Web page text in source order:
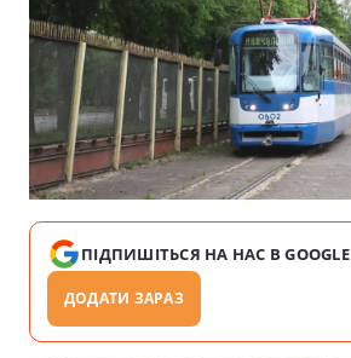
ПІДПИШІТЬСЯ НА НАС В GOOGLE
ДОДАТИ ЗАРАЗ